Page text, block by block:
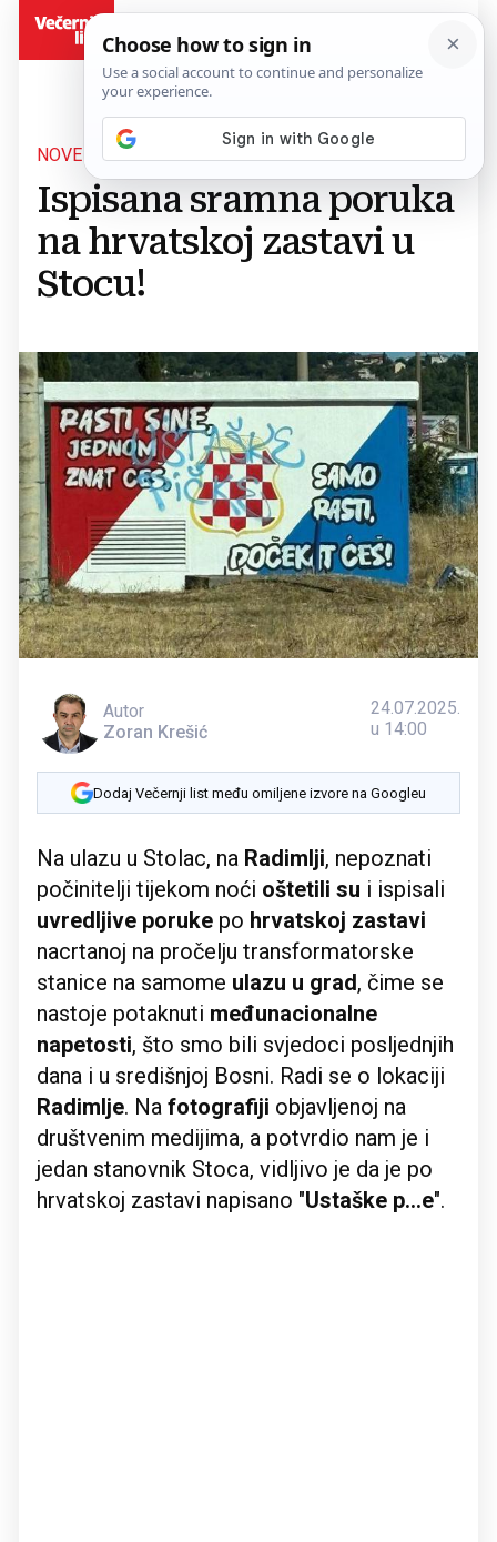
NOVE PROVOKACIJE
Ispisana sramna poruka
na hrvatskoj zastavi u
Stocu!
Autor
Zoran Krešić
24.07.2025.
u 14:00
Dodaj Večernji list među omiljene izvore na Googleu
Na ulazu u Stolac, na Radimlji, nepoznati
počinitelji tijekom noći oštetili su i ispisali
uvredljive poruke po hrvatskoj zastavi
nacrtanoj na pročelju transformatorske
stanice na samome ulazu u grad, čime se
nastoje potaknuti međunacionalne
napetosti, što smo bili svjedoci posljednjih
dana i u središnjoj Bosni. Radi se o lokaciji
Radimlje. Na fotografiji objavljenoj na
društvenim medijima, a potvrdio nam je i
jedan stanovnik Stoca, vidljivo je da je po
hrvatskoj zastavi napisano "Ustaške p...e".